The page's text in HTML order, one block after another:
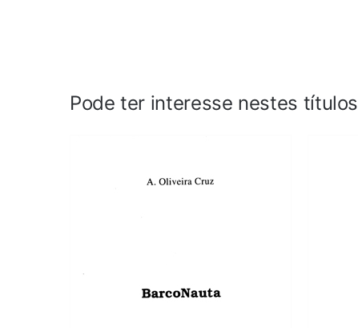
Pode ter interesse nestes títulos